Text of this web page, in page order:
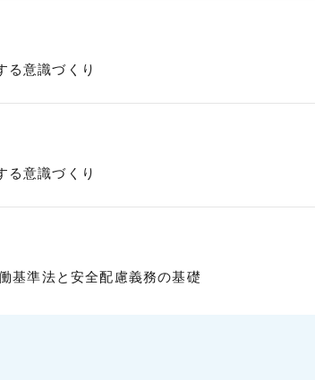
る意識づくり
る意識づくり
基準法と安全配慮義務の基礎